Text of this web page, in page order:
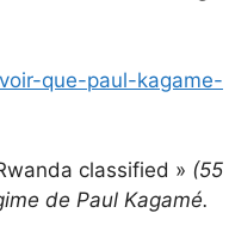
que-paul-kagame-
classified » (55
de Paul Kagamé.